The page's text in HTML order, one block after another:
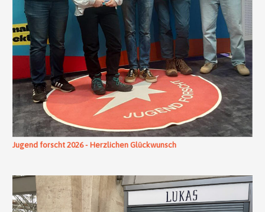
Jugend forscht 2026 - Herzlichen Glückwunsch